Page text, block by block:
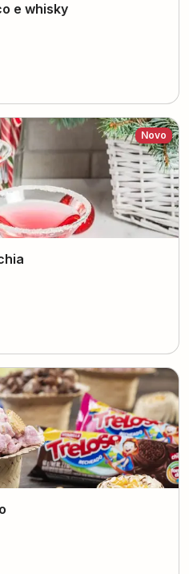
e whisky
Novo